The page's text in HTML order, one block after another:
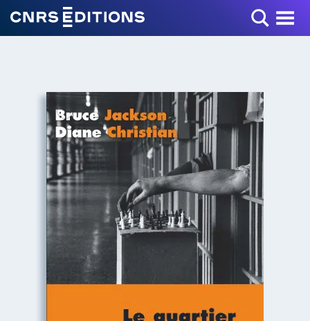
Toggle Menu
+